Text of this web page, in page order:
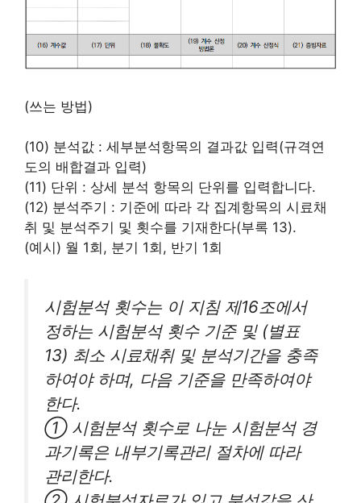
(쓰는 방법)
(10) 분석값 : 세부분석항목의 결과값 입력(규격연
도의 배합결과 입력)
(11) 단위 : 상세 분석 항목의 단위를 입력합니다.
(12) 분석주기 : 기준에 따라 각 집계항목의 시료채
취 및 분석주기 및 횟수를 기재한다(부록 13).
(예시) 월 1회, 분기 1회, 반기 1회
시험분석 횟수는 이 지침 제16조에서
정하는 시험분석 횟수 기준 및 (별표
13) 최소 시료채취 및 분석기간을 충족
하여야 하며, 다음 기준을 만족하여야
한다.
① 시험분석 횟수로 나눈 시험분석 경
과기록은 내부기록관리 절차에 따라
관리한다.